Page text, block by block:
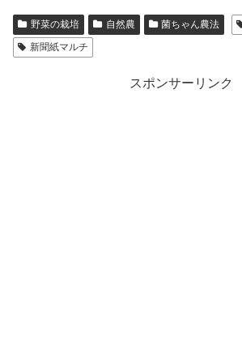
野菜の栽培 自然農 菌ちゃん農法
新聞紙マルチ
スポンサーリンク